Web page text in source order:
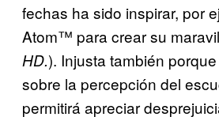
fechas ha sido inspirar, por
Atom™ para crear su
HD.). Injusta también
sobre la percepción del
permitirá apreciar